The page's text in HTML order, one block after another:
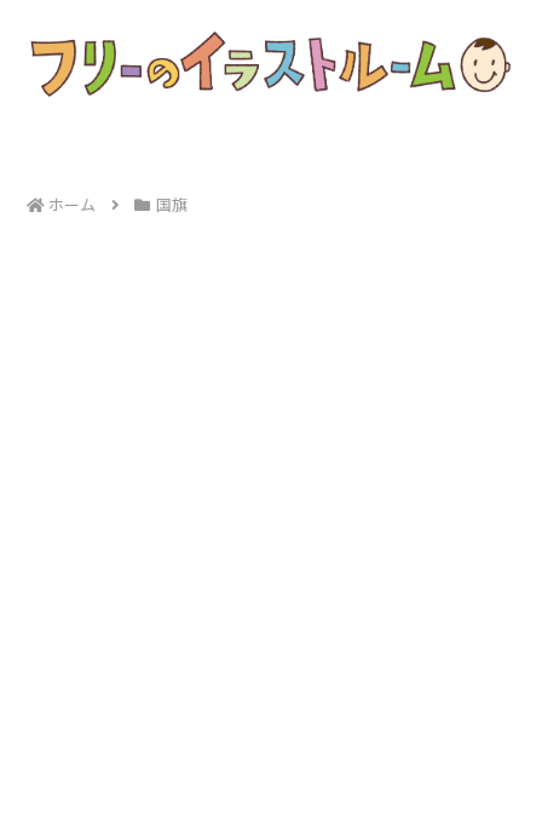
ホーム 国旗